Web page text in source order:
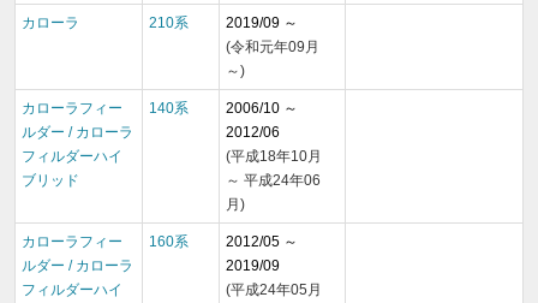
カローラ 210系
2019/09 ～
(令和元年09月
～)
カローラフィー
ルダー / カローラ
フィルダーハイ
ブリッド
140系
2006/10 ～
2012/06
(平成18年10月
～ 平成24年06
月)
カローラフィー
ルダー / カローラ
フィルダーハイ
160系
2012/05 ～
2019/09
(平成24年05月